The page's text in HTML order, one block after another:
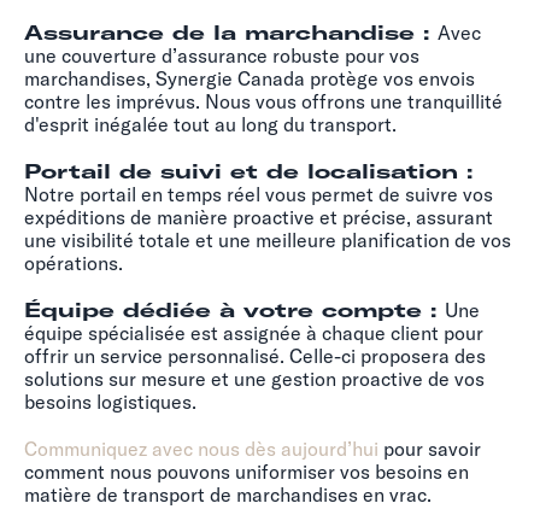
Assurance de la marchandise : Avec
une couverture d’assurance robuste pour vos
marchandises, Synergie Canada protège vos envois
contre les imprévus. Nous vous offrons une tranquillité
d'esprit inégalée tout au long du transport.
Portail de suivi et de localisation :
Notre portail en temps réel vous permet de suivre vos
expéditions de manière proactive et précise, assurant
une visibilité totale et une meilleure planification de vos
opérations.
Équipe dédiée à votre compte : Une
équipe spécialisée est assignée à chaque client pour
offrir un service personnalisé. Celle-ci proposera des
solutions sur mesure et une gestion proactive de vos
besoins logistiques.
Communiquez avec nous dès aujourd’hui pour savoir
comment nous pouvons uniformiser vos besoins en
matière de transport de marchandises en vrac.